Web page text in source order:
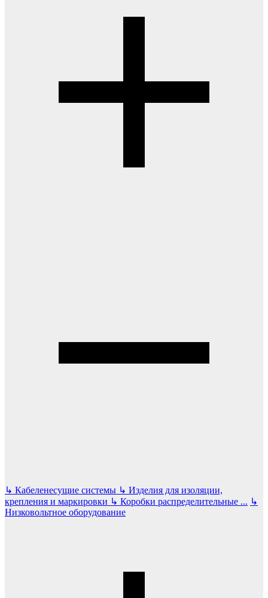
↳ Кабеленесущие системы ↳ Изделия для изоляции,
крепления и маркировки ↳ Коробки распределительные ... ↳
Низковольтное оборудование